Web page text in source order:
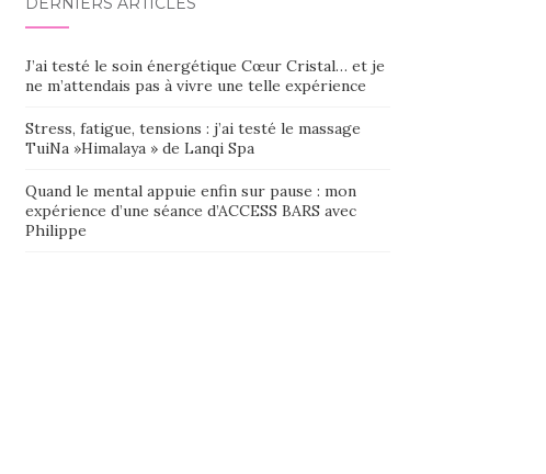
J’ai testé le soin énergétique Cœur Cristal… et je
ne m’attendais pas à vivre une telle expérience
Stress, fatigue, tensions : j’ai testé le massage
TuiNa »Himalaya » de Lanqi Spa
Quand le mental appuie enfin sur pause : mon
expérience d’une séance d’ACCESS BARS avec
Philippe